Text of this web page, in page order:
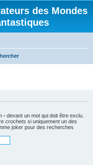
des Mondes
- devant un mot qui doit être exclu.
crochets si uniquement un des
joker pour des recherches